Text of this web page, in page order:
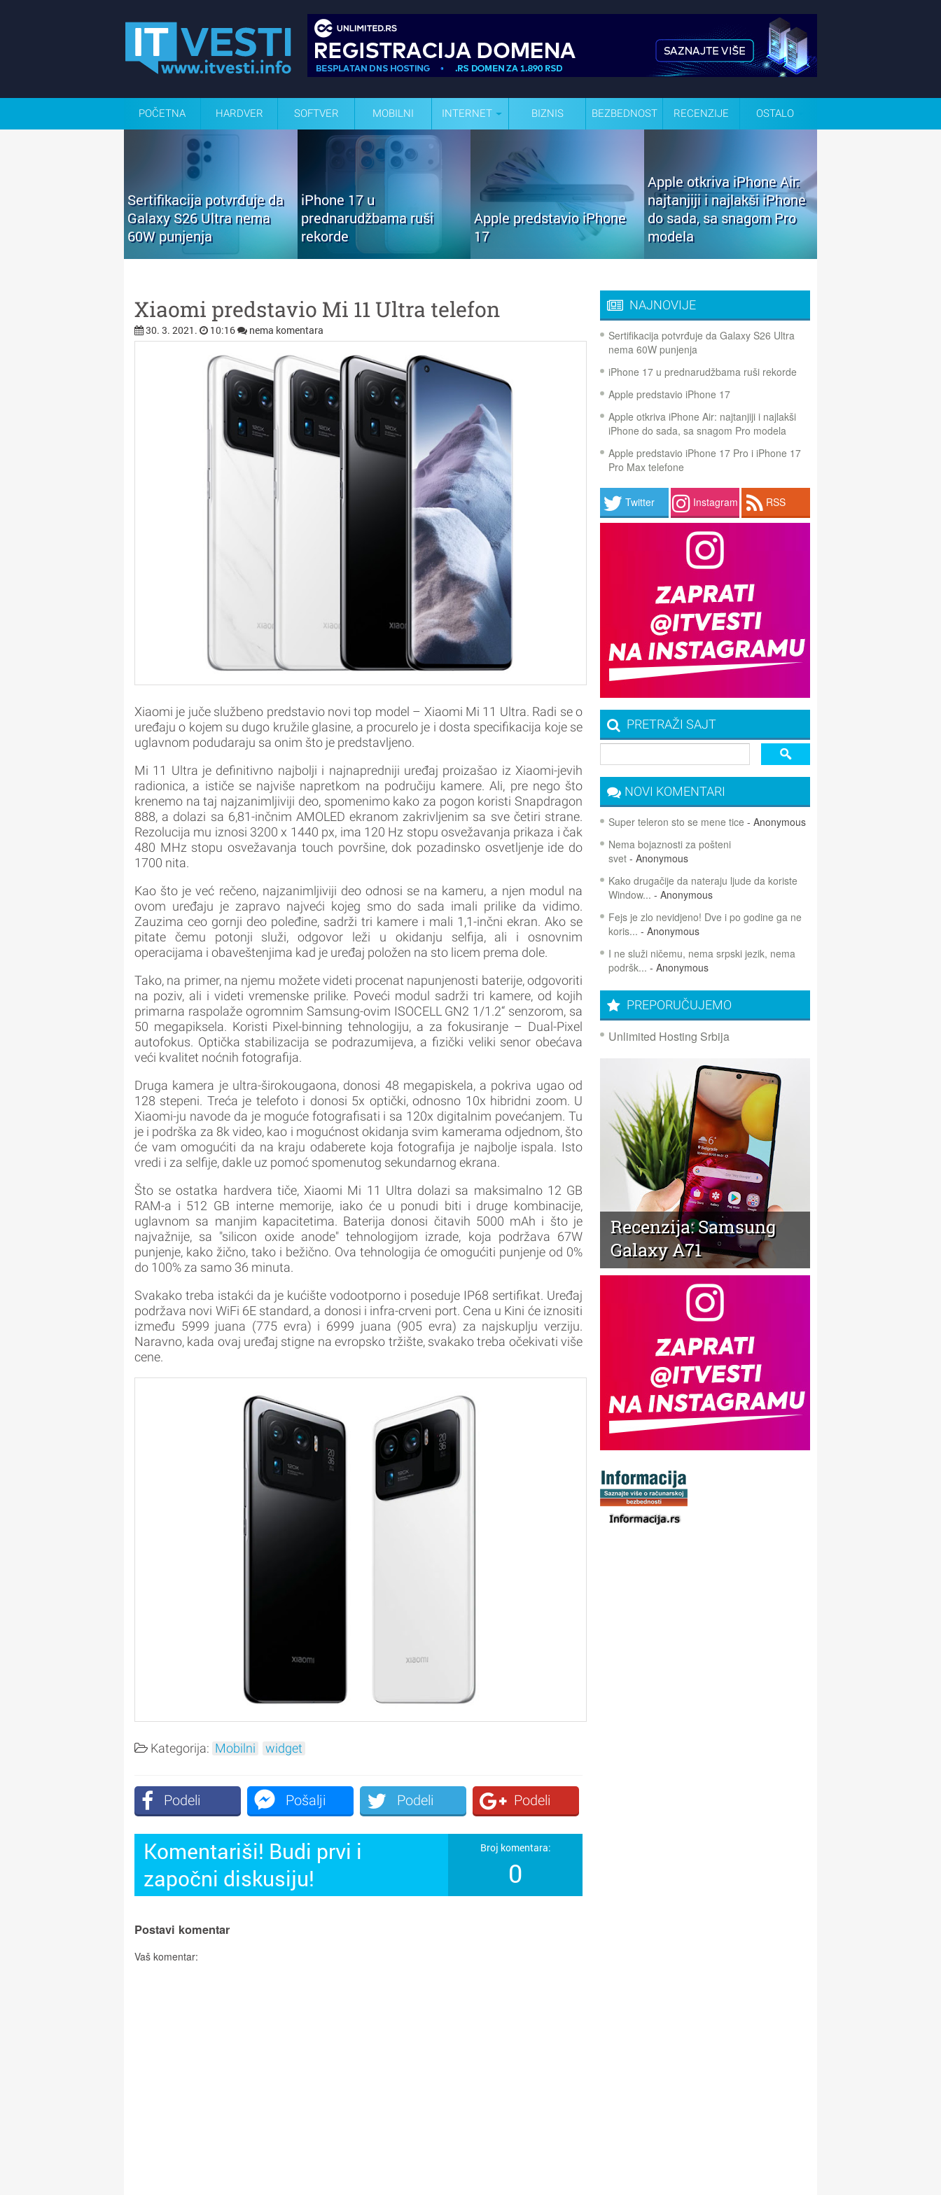
POČETNA HARDVER SOFTVER MOBILNI INTERNET BIZNIS BEZBEDNOST RECENZIJE OSTALO
Sertifikacija potvrđuje da
Galaxy S26 Ultra nema
60W punjenja
iPhone 17 u
prednarudžbama ruši
rekorde
Apple predstavio iPhone
17
Apple otkriva iPhone Air:
najtanjiji i najlakši iPhone
do sada, sa snagom Pro
modela
Xiaomi predstavio Mi 11 Ultra telefon
30. 3. 2021. 10:16 nema komentara
Xiaomi je juče službeno predstavio novi top model – Xiaomi Mi 11 Ultra. Radi se o
uređaju o kojem su dugo kružile glasine, a procurelo je i dosta specifikacija koje se
uglavnom podudaraju sa onim što je predstavljeno.
Mi 11 Ultra je definitivno najbolji i najnapredniji uređaj proizašao iz Xiaomi-jevih
radionica, a ističe se najviše napretkom na područiju kamere. Ali, pre nego što
krenemo na taj najzanimljiviji deo, spomenimo kako za pogon koristi Snapdragon
888, a dolazi sa 6,81-inčnim AMOLED ekranom zakrivljenim sa sve četiri strane.
Rezolucija mu iznosi 3200 x 1440 px, ima 120 Hz stopu osvežavanja prikaza i čak
480 MHz stopu osvežavanja touch površine, dok pozadinsko osvetljenje ide do
1700 nita.
Kao što je već rečeno, najzanimljiviji deo odnosi se na kameru, a njen modul na
ovom uređaju je zapravo najveći kojeg smo do sada imali prilike da vidimo.
Zauzima ceo gornji deo poleđine, sadrži tri kamere i mali 1,1-inčni ekran. Ako se
pitate čemu potonji služi, odgovor leži u okidanju selfija, ali i osnovnim
operacijama i obaveštenjima kad je uređaj položen na sto licem prema dole.
Tako, na primer, na njemu možete videti procenat napunjenosti baterije, odgovoriti
na poziv, ali i videti vremenske prilike. Poveći modul sadrži tri kamere, od kojih
primarna raspolaže ogromnim Samsung-ovim ISOCELL GN2 1/1.2“ senzorom, sa
50 megapiksela. Koristi Pixel-binning tehnologiju, a za fokusiranje – Dual-Pixel
autofokus. Optička stabilizacija se podrazumijeva, a fizički veliki senor obećava
veći kvalitet noćnih fotografija.
Druga kamera je ultra-širokougaona, donosi 48 megapiskela, a pokriva ugao od
128 stepeni. Treća je telefoto i donosi 5x optički, odnosno 10x hibridni zoom. U
Xiaomi-ju navode da je moguće fotografisati i sa 120x digitalnim povećanjem. Tu
je i podrška za 8k video, kao i mogućnost okidanja svim kamerama odjednom, što
će vam omogućiti da na kraju odaberete koja fotografija je najbolje ispala. Isto
vredi i za selfije, dakle uz pomoć spomenutog sekundarnog ekrana.
Što se ostatka hardvera tiče, Xiaomi Mi 11 Ultra dolazi sa maksimalno 12 GB
RAM-a i 512 GB interne memorije, iako će u ponudi biti i druge kombinacije,
uglavnom sa manjim kapacitetima. Baterija donosi čitavih 5000 mAh i što je
najvažnije, sa "silicon oxide anode" tehnologijom izrade, koja podržava 67W
punjenje, kako žično, tako i bežično. Ova tehnologija će omogućiti punjenje od 0%
do 100% za samo 36 minuta.
Svakako treba istakći da je kućište vodootporno i poseduje IP68 sertifikat. Uređaj
podržava novi WiFi 6E standard, a donosi i infra-crveni port. Cena u Kini će iznositi
između 5999 juana (775 evra) i 6999 juana (905 evra) za najskuplju verziju.
Naravno, kada ovaj uređaj stigne na evropsko tržište, svakako treba očekivati više
cene.
Kategorija: Mobilni widget
Podeli Pošalji Podeli Podeli
Komentariši! Budi prvi i
započni diskusiju!
Broj komentara:
0
Postavi komentar
Vaš komentar:
NAJNOVIJE
Sertifikacija potvrđuje da Galaxy S26 Ultra
nema 60W punjenja
iPhone 17 u prednarudžbama ruši rekorde
Apple predstavio iPhone 17
Apple otkriva iPhone Air: najtanjiji i najlakši
iPhone do sada, sa snagom Pro modela
Apple predstavio iPhone 17 Pro i iPhone 17
Pro Max telefone
Twitter Instagram RSS
PRETRAŽI SAJT
NOVI KOMENTARI
Super teleron sto se mene tice - Anonymous
Nema bojaznosti za pošteni
svet - Anonymous
Kako drugačije da nateraju ljude da koriste
Window... - Anonymous
Fejs je zlo nevidjeno! Dve i po godine ga ne
koris... - Anonymous
I ne služi ničemu, nema srpski jezik, nema
podršk... - Anonymous
PREPORUČUJEMO
Unlimited Hosting Srbija
Recenzija: Samsung
Galaxy A71